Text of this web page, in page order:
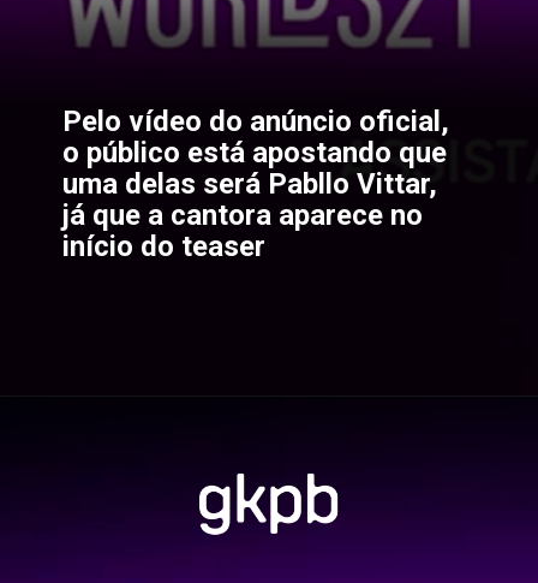
Pelo vídeo do anúncio oficial,
o público está apostando que
uma delas será Pabllo Vittar,
já que a cantora aparece no
início do teaser